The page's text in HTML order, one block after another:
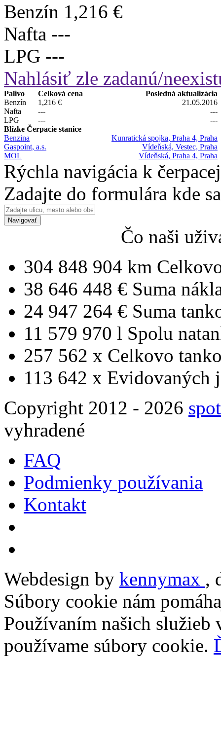
Benzín 1,216 €
Nafta ---
LPG ---
Nahlásiť zle zadanú/
Palivo Celková cena
Posledná aktualizácia
Benzín
1,216 €
21.05.2016
Nafta
---
---
LPG
---
---
Blízke Čerpacie stanice
Benzina
Kunratická spojka, Praha 4, Praha
Gaspoint, a.s.
Vídeňská, Vestec, Praha
MOL
Vídeňská, Praha 4, Praha
Rýchla navigácia k
Zadajte do formulára kde
Navigovať
Čo naši
304 848 904 km
38 646 448 € Suma
24 947 264 € Suma
11 579 970 l Spolu
257 562 x Celkovo
113 642 x Evidovaných
Copyright 2012 - 2026
vyhradené
FAQ
Podmienky používania
Kontakt
Webdesign by kennymax ,
Súbory cookie nám
Používaním našich služieb
používame súbory cookie.